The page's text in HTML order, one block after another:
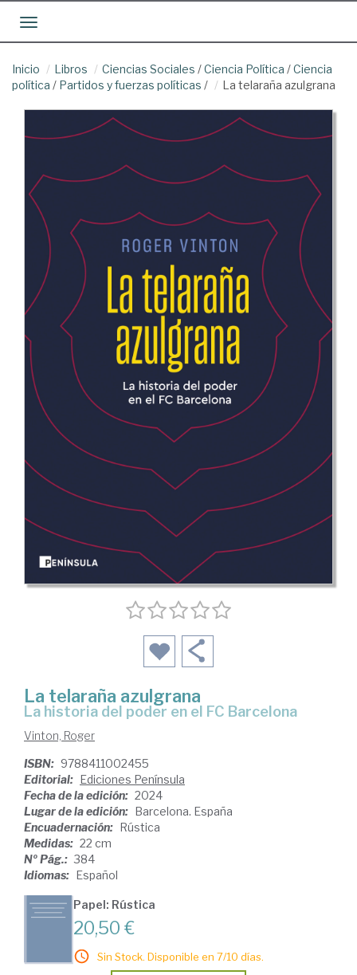
Toggle navigation
Inicio Libros Ciencias Sociales /Ciencia Política /Ciencia
política / Partidos y fuerzas políticas / La telaraña azulgrana
La telaraña azulgrana
la historia del poder en el FC Barcelona
Vinton, Roger
ISBN: 9788411002455
Editorial: Ediciones Península
Fecha de la edición: 2024
Lugar de la edición: Barcelona. España
Encuadernación: Rústica
Medidas: 22 cm
Nº Pág.: 384
Idiomas: Español
Papel: Rústica
20,50 €
Sin Stock. Disponible en 7/10 días.